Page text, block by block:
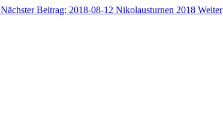
Nächster Beitrag: 2018-08-12 Nikolausturnen 2018 Weiter